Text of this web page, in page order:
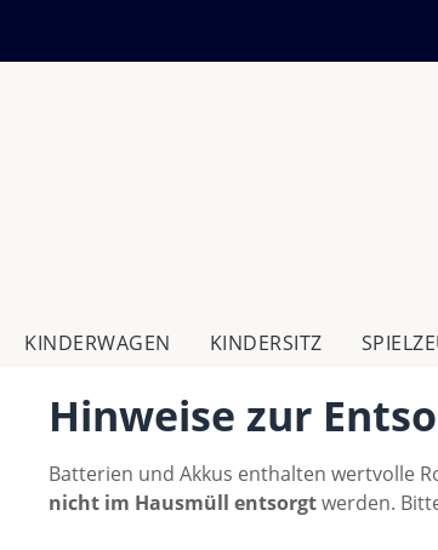
KINDERWAGEN KINDERSITZ
Hinweise zur
Batterien und Akkus enthalten wertvolle
nicht im Hausmüll entsorgtwerden.